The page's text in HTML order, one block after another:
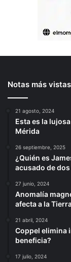
Notas más vistas
21 agosto, 2024
Esta es la
Mérida
26 septiembre, 2025
¿Quién es
acusado de
27 junio, 2024
Anomalía
afecta a la
21 abril, 2024
Coppel elimina
beneficia?
17 julio, 2024